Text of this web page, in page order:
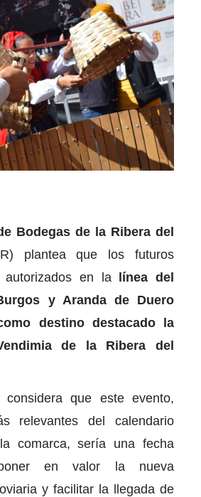
Bodegas de la Ribera del
plantea que los futuros
autorizados en la línea del
y Aranda de Duero
destino destacado la
de la Ribera del
considera que este evento,
relevantes del calendario
comarca, sería una fecha
en valor la nueva
y facilitar la llegada de